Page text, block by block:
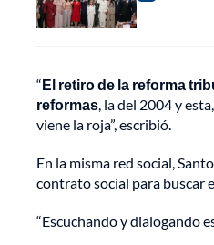
“El retiro de la reforma
reformas, la del 2004 y
viene la roja”, escribió.
En la misma red social,
contrato social para buscar
“Escuchando y dialogando